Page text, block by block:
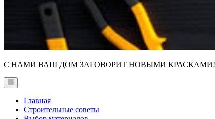
С НАМИ ВАШ ДОМ ЗАГОВОРИТ НОВЫМИ КРАСКАМИ!
Main
Menu
Главная
Строительные советы